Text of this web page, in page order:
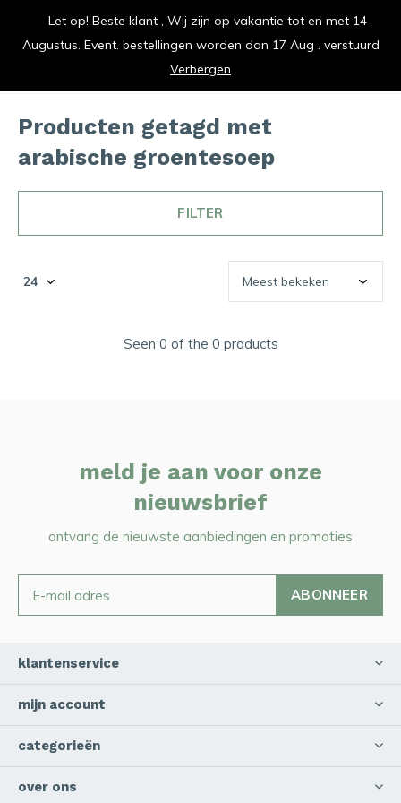
vrolijk je keuken op
Producten getagd met
arabische groentesoep
FILTER
Seen 0 of the 0 products
meld je aan voor onze
nieuwsbrief
ontvang de nieuwste aanbiedingen en promoties
ABONNEER
klantenservice
mijn account
categorieën
over ons
Let op! Beste klant , Wij zijn op vakantie tot en met 14
Augustus. Event. bestellingen worden dan 17 Aug . verstuurd
Verbergen